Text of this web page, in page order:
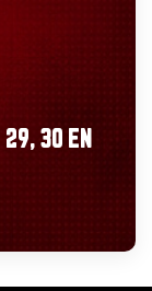
29, 30 EN